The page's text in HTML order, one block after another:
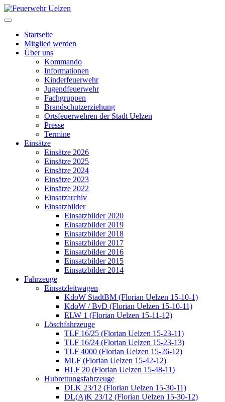
Startseite
Mitglied werden
Über uns
Kommando
Informationen
Kinderfeuerwehr
Jugendfeuerwehr
Fachgruppen
Brandschutzerziehung
Ortsfeuerwehren der Stadt Uelzen
Presse
Termine
Einsätze
Einsätze 2026
Einsätze 2025
Einsätze 2024
Einsätze 2023
Einsätze 2022
Einsatzarchiv
Einsatzbilder
Einsatzbilder 2020
Einsatzbilder 2019
Einsatzbilder 2018
Einsatzbilder 2017
Einsatzbilder 2016
Einsatzbilder 2015
Einsatzbilder 2014
Fahrzeuge
Einsatzleitwagen
KdoW StadtBM (Florian Uelzen 15-10-1)
KdoW / BvD (Florian Uelzen 15-10-11)
ELW 1 (Florian Uelzen 15-11-12)
Löschfahrzeuge
TLF 16/25 (Florian Uelzen 15-23-11)
TLF 16/24 (Florian Uelzen 15-23-13)
TLF 4000 (Florian Uelzen 15-26-12)
MLF (Florian Uelzen 15-42-12)
HLF 20 (Florian Uelzen 15-48-11)
Hubrettungsfahrzeuge
DLK 23/12 (Florian Uelzen 15-30-11)
DL(A)K 23/12 (Florian Uelzen 15-30-12)